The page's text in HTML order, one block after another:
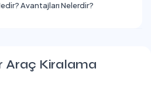
Avantajları Nelerdir?
Araç Kiralama